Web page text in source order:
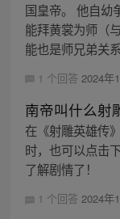
国皇帝。 他自幼
能拜黄裳为师（
能也是师兄弟关
1 个回答 2024年
南帝叫什么射
在《射雕英雄传
时，也可以点击
了解剧情了！
1 个回答 2024年